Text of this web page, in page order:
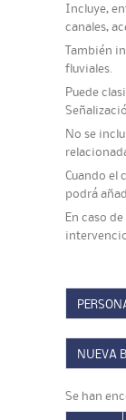
Incluye,
canales,
También
fluviales.
Puede
No se
Cuando el
podrá
En caso
NUEVA
Se han